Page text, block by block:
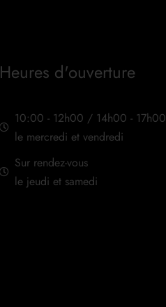
Heures d'ouverture
10:00 - 12h00 / 14h00 - 17h00
le mercredi et vendredi
Sur rendez-vous
le jeudi et samedi